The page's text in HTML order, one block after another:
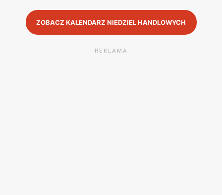
ZOBACZ KALENDARZ NIEDZIEL HANDLOWYCH
REKLAMA